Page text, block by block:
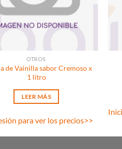
OTROS
de Vainilla sabor Cremoso x
1 litro
LEER MÁS
para ver los precios>>